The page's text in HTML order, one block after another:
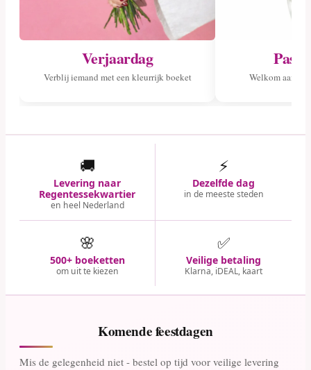
Verjaardag
Verblij iemand met een kleurrijk boeket Welkom aan
🚚
Levering naar
Regentessekwartier
en heel Nederland
⚡
Dezelfde dag
in de meeste steden
🌸
500+ boeketten
om uit te kiezen
✅
Veilige betaling
Klarna, iDEAL, kaart
Komende feestdagen
Mis de gelegenheid niet - bestel op tijd voor veilige levering